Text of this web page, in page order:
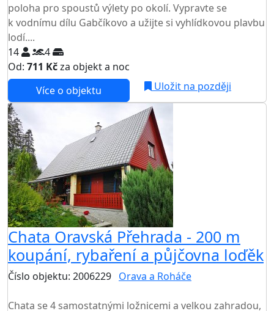
poloha pro spoustů výlety po okolí. Vypravte se
k vodnímu dílu Gabčíkovo a užijte si vyhlídkovou plavbu
lodí....
14
4
Od: 711 Kčza objekt a noc
Více o objektu
Uložit na později
Chata Oravská Přehrada - 200 m
koupání, rybaření a půjčovna loďěk
Číslo objektu: 2006229 Orava a Roháče
Chata se 4 samostatnými ložnicemi a velkou zahradou,